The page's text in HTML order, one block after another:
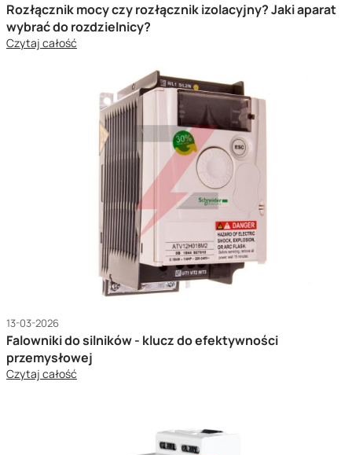
Rozłącznik mocy czy rozłącznik izolacyjny? Jaki aparat
wybrać do rozdzielnicy?
Czytaj całość
13-03-2026
Falowniki do silników - klucz do efektywności
przemysłowej
Czytaj całość